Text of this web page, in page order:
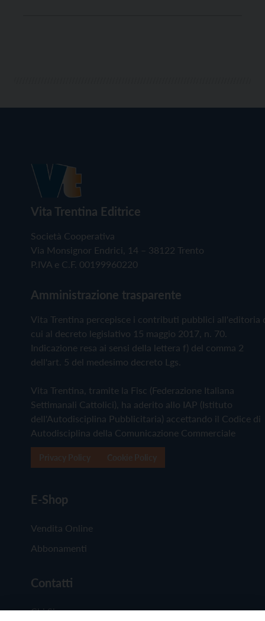
Vita Trentina Editrice
Società Cooperativa
Via Monsignor Endrici, 14 – 38122 Trento
P.IVA e C.F. 00199960220
Amministrazione trasparente
Vita Trentina percepisce i contributi pubblici all'editoria
cui al decreto legislativo 15 maggio 2017, n. 70.
Indicazione resa ai sensi della lettera f) del comma 2
dell'art. 5 del medesimo decreto Lgs.
Vita Trentina, tramite la Fisc (Federazione Italiana
Settimanali Cattolici), ha aderito allo IAP (Istituto
dell'Autodisciplina Pubblicitaria) accettando il Codice di
Autodisciplina della Comunicazione Commerciale
E-Shop
Vendita Online
Abbonamenti
Contatti
Chi Siamo